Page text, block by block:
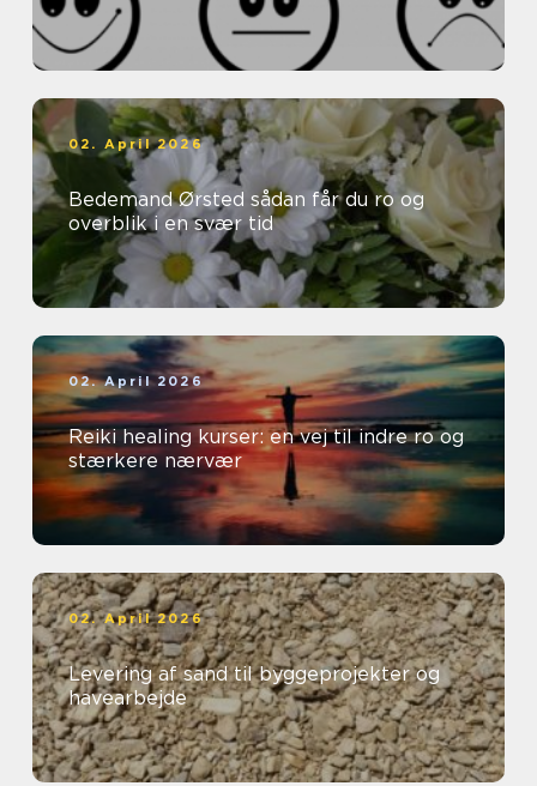
02. April 2026
Bedemand Ørsted sådan får du ro og
overblik i en svær tid
02. April 2026
Reiki healing kurser: en vej til indre ro og
stærkere nærvær
02. April 2026
Levering af sand til byggeprojekter og
havearbejde